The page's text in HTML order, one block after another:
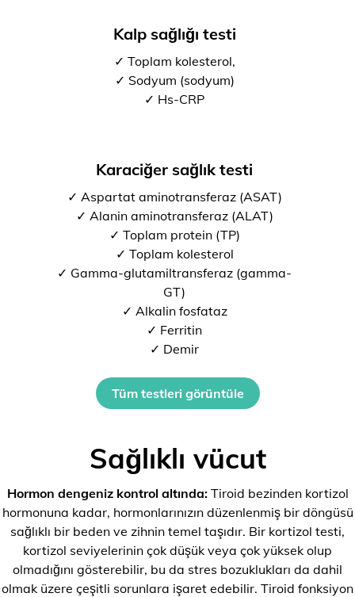
Kalp sağlığı testi
✓ Toplam kolesterol,
✓ Sodyum (sodyum)
✓ Hs-CRP
Karaciğer sağlık testi
✓ Aspartat aminotransferaz (ASAT)
✓ Alanin aminotransferaz (ALAT)
✓ Toplam protein (TP)
✓ Toplam kolesterol
✓ Gamma-glutamiltransferaz (gamma-
GT)
✓ Alkalin fosfataz
✓ Ferritin
✓ Demir
Tüm testleri görüntüle
Sağlıklı vücut
Hormon dengeniz kontrol altında:Tiroid bezinden kortizol
hormonuna kadar, hormonlarınızın düzenlenmiş bir döngüsü
sağlıklı bir beden ve zihnin temel taşıdır. Bir kortizol testi,
kortizol seviyelerinin çok düşük veya çok yüksek olup
olmadığını gösterebilir, bu da stres bozuklukları da dahil
olmak üzere çeşitli sorunlara işaret edebilir. Tiroid fonksiyon